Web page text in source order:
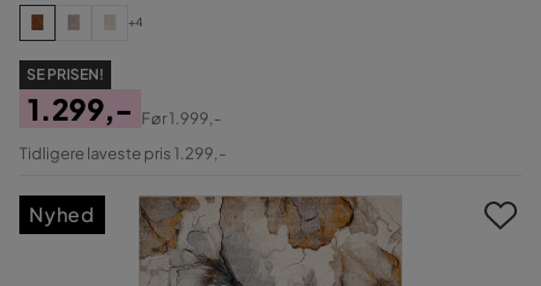
+4
SE PRISEN!
Pris
1.299,-
Original
Før1.999,-
Tidligere laveste pris 1.299,-
Nyhed